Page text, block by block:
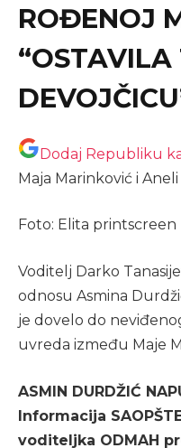
ROĐENOJ
“OSTAVILA
Dodaj Republiku
Maja Marinković i
Foto: Elita printscreen
Voditelj Darko
odnosu Asmina
je dovelo do
uvreda između Maje
ASMIN DURDŽIĆ
Informacija
voditeljka ODMAH